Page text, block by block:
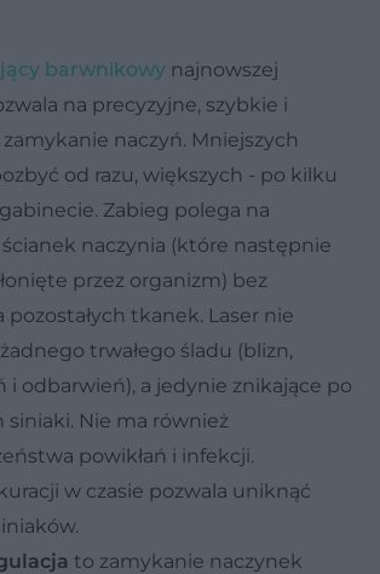
barwnikowy najnowszej
na precyzyjne, szybkie i
naczyń. Mniejszych
od razu, większych - po kilku
Zabieg polega na
naczynia (które następnie
przez organizm) bez
pozostałych tkanek. Laser nie
trwałego śladu (blizn,
i odbarwień), a jedynie znikające po
siniaki. Nie ma również
powikłań i infekcji.
w czasie pozwala uniknąć
to zamykanie naczynek